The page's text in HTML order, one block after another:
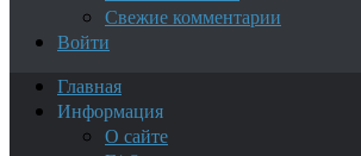
Свежие комментарии
Войти
Главная
Информация
О сайте